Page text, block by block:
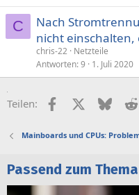
C
Nach
nicht einschalten,
chris-22 Netzteile
Antworten 9 1. Juli 2020
Teilen: FacebookX (Twitter)
Mainboards und CPUs:
Passend zum Thema